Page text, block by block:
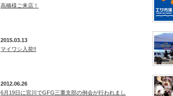
高橋様ご来店！
2015.03.13
マイワシ入荷!!
2012.06.26
6月19日に宮川でGFG三重支部の例会が行われまし